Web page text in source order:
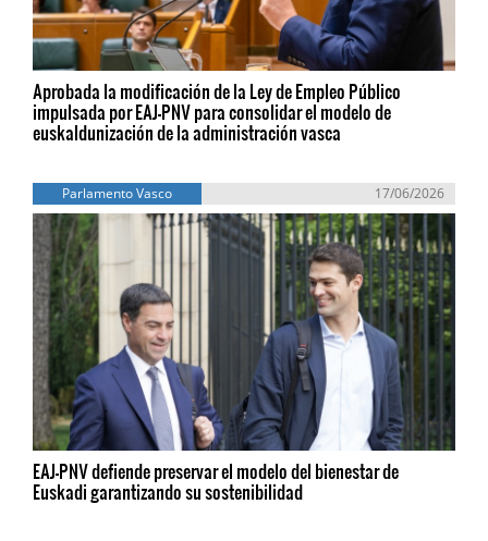
Aprobada la modificación de la Ley de Empleo Público
impulsada por EAJ-PNV para consolidar el modelo de
euskaldunización de la administración vasca
Parlamento Vasco 17/06/2026
EAJ-PNV defiende preservar el modelo del bienestar de
Euskadi garantizando su sostenibilidad